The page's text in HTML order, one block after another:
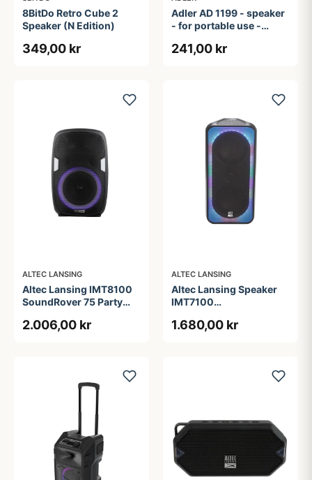
8BitDo Retro Cube 2
Speaker (N Edition)
349,00 kr
Adler AD 1199 - speaker
- for portable use -
241,00 kr
ALTEC LANSING
Altec Lansing IMT8100
SoundRover 75 Party
2.006,00 kr
ALTEC LANSING
Altec Lansing Speaker
IMT7100
IPX4 Black
1.680,00 kr